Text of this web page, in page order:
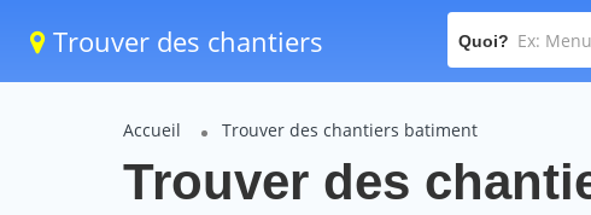
Trouver des chantiers Quoi?
Accueil Trouver des chantiers batiment
Trouver des